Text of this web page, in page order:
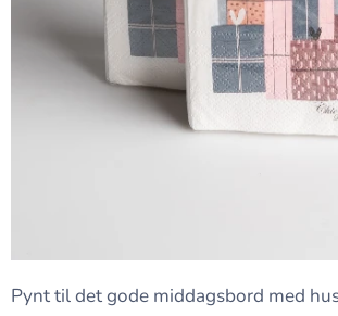
Pynt til det gode middagsbord med